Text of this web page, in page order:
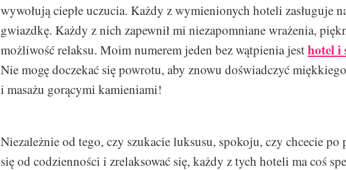
wywołują ciepłe uczucia. Każdy z wymienionych hoteli zasługuje
gwiazdkę. Każdy z nich zapewnił mi niezapomniane wrażenia,
możliwość relaksu. Moim numerem jeden bez wątpienia jesthotel i
Nie mogę doczekać się powrotu, aby znowu doświadczyć
i masażu gorącymi kamieniami!
Niezależnie od tego, czy szukacie luksusu, spokoju, czy chcecie po
się od codzienności i zrelaksować się, każdy z tych hoteli ma coś